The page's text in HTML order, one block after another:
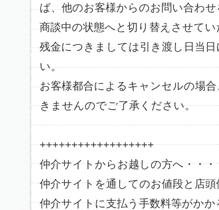
ば、他のお客様からのお問い合わ
商談中の状態へと切り替えさせて
残金につきましては引き渡し日当
い。
お客様都合によるキャンセルの場
きませんのでご了承ください。
++++++++++++++++++
仲介サイトからお越しの方へ・・・
仲介サイトを通してのお値段と店
仲介サイトに支払う手数料等がか